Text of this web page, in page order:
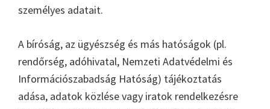
személyes adatait.
A bíróság, az ügyészség és más hatóságok (pl.
rendőrség, adóhivatal, Nemzeti Adatvédelmi és
Információszabadság Hatóság) tájékoztatás
adása, adatok közlése vagy iratok rendelkezésre